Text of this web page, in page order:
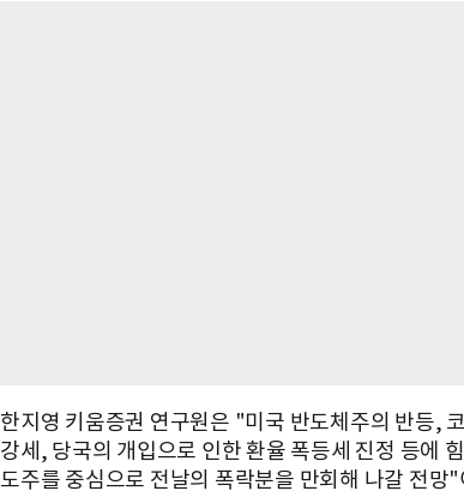
한지영 키움증권 연구원은 "미국 반도체주의 반등,
강세, 당국의 개입으로 인한 환율 폭등세 진정 등에
도주를 중심으로 전날의 폭락분을 만회해 나갈 전망